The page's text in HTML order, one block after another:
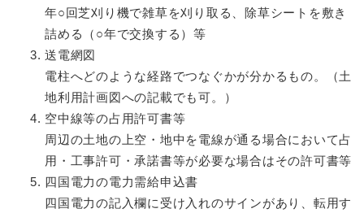
年○回芝刈り機で雑草を刈り取る、除草シートを敷き
詰める（○年で交換する）等
送電網図
電柱へどのような経路でつなぐかが分かるもの。（土
地利用計画図への記載でも可。）
空中線等の占用許可書等
周辺の土地の上空・地中を電線が通る場合において占
用・工事許可・承諾書等が必要な場合はその許可書等
四国電力の電力需給申込書
四国電力の記入欄に受け入れのサインがあり、転用す